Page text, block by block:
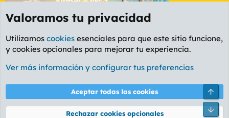
Etiquetas
Cookies
PL OLDSTYLE AMARILLO
Términos y reglas Política de privacidad Ayuda
Valoramos tu privacidad
Utilizamos cookies esenciales para que este sitio funcione,
y cookies opcionales para mejorar tu experiencia.
Ver más información y configurar tus preferencias
Aceptar todas las cookies
Rechazar cookies opcionales
Pie